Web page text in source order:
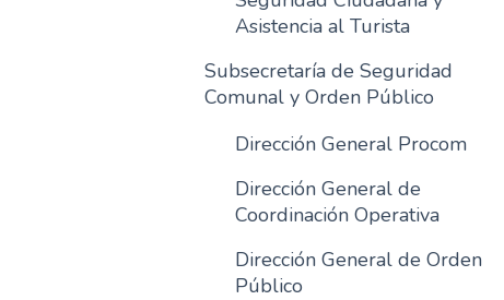
Asistencia al Turista
Subsecretaría de Seguridad
Comunal y Orden Público
Dirección General Procom
Dirección General de
Coordinación Operativa
Dirección General de Orden
Público